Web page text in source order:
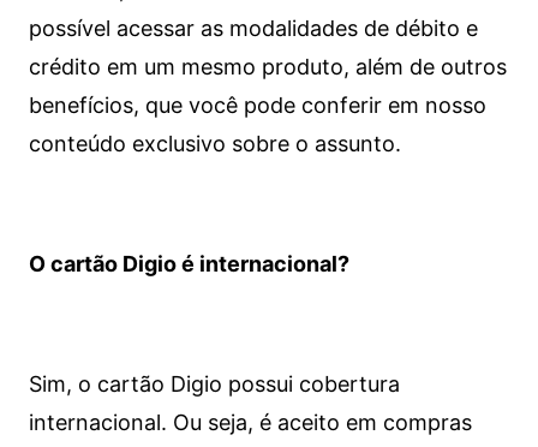
possível acessar as modalidades de débito e
crédito em um mesmo produto, além de outros
benefícios, que você pode conferir em nosso
conteúdo exclusivo sobre o assunto.
O cartão Digio é internacional?
Sim, o cartão Digio possui cobertura
internacional. Ou seja, é aceito em compras